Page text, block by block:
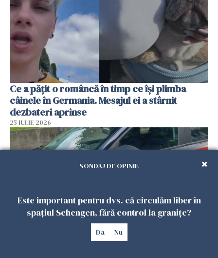
Ce a pățit o româncă în timp ce își plimba
câinele în Germania. Mesajul ei a stârnit
dezbateri aprinse
25 IULIE 2026
Româncă din Italia, acuzată că și-a lăsat copiii
SONDAJ DE OPINIE
Este important pentru dvs. că circulăm liber în
spațiul Schengen, fără control la granițe?
Da Nu